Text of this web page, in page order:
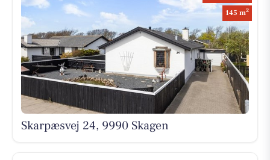
145 m2
Skarpæsvej 24, 9990 Skagen